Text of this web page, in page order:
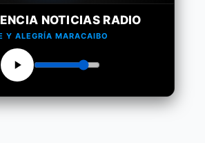
NOTICIAS RADIO
Y ALEGRÍA MARACAIBO